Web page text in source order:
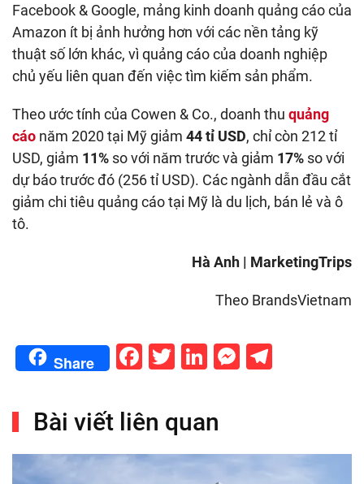
Facebook & Google, mảng kinh doanh quảng cáo của
Amazon ít bị ảnh hưởng hơn với các nền tảng kỹ
thuật số lớn khác, vì quảng cáo của doanh nghiệp
chủ yếu liên quan đến việc tìm kiếm sản phẩm.
Theo ước tính của Cowen & Co., doanh thu quảng
cáo năm 2020 tại Mỹ giảm 44 tỉ USD, chỉ còn 212 tỉ
USD, giảm 11% so với năm trước và giảm 17% so với
dự báo trước đó (256 tỉ USD). Các ngành dẫn đầu cắt
giảm chi tiêu quảng cáo tại Mỹ là du lịch, bán lẻ và ô
tô.
Hà Anh | MarketingTrips
Theo BrandsVietnam
Share Facebook
Twitter
LinkedIn
Bài viết liên quan